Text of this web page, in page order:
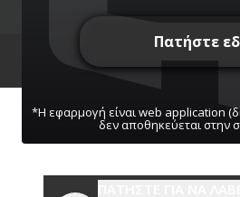
Πατήστε
*Η εφαρμογή είναι web application
δεν αποθηκεύεται στην